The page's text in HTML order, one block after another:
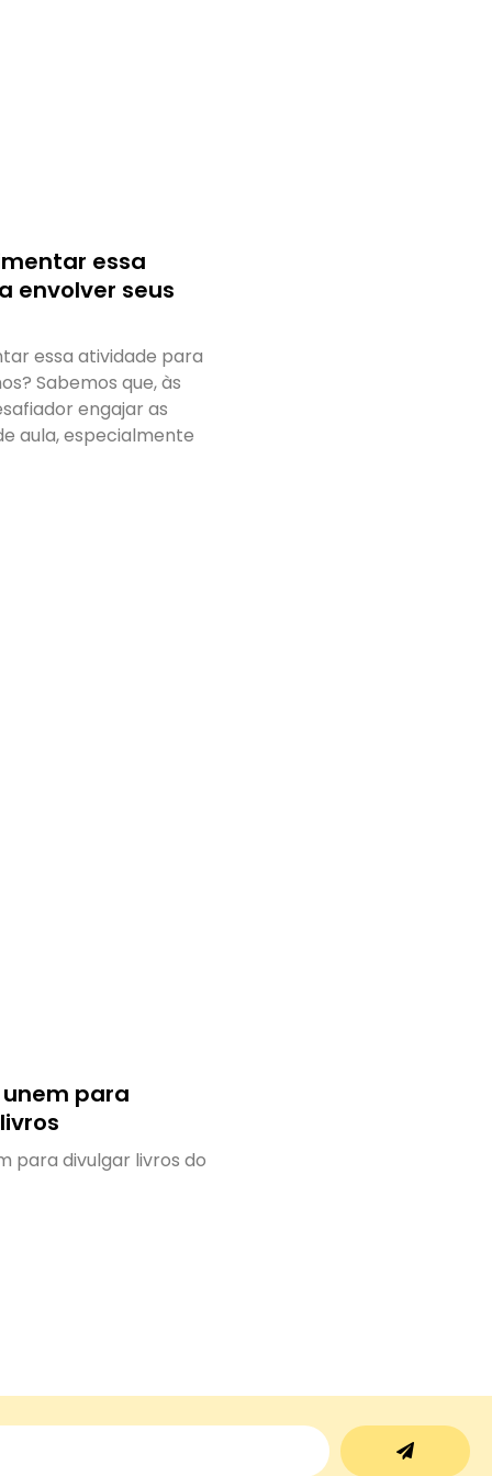
essa
envolver seus
essa atividade para
Sabemos que, às
engajar as
aula, especialmente
unem para
para divulgar livros do